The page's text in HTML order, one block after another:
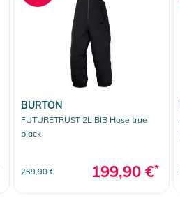
BURTON
FUTURETRUST 2L BIB Hose true
black
269,90 € 199,90 €*